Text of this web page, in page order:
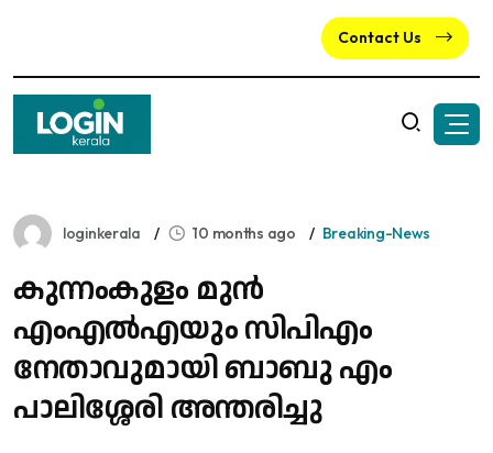
Contact Us
loginkerala 10 months ago Breaking-News
കുന്നംകുളം മുന്‍
എംഎല്‍എയും സിപിഎം
നേതാവുമായി ബാബു എം
പാലിശ്ശേരി അന്തരിച്ചു